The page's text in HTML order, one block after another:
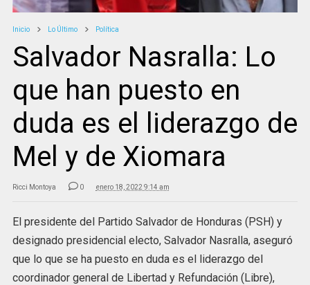
Inicio Lo Último Política
Salvador Nasralla: Lo
que han puesto en
duda es el liderazgo de
Mel y de Xiomara
Ricci Montoya 0 enero 18, 2022 9:14 am
El presidente del Partido Salvador de Honduras (PSH) y
designado presidencial electo, Salvador Nasralla, aseguró
que lo que se ha puesto en duda es el liderazgo del
coordinador general de Libertad y Refundación (Libre),